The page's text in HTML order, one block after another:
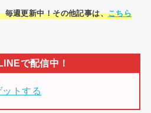
毎週更新中！その他記事は、こちら
ットする